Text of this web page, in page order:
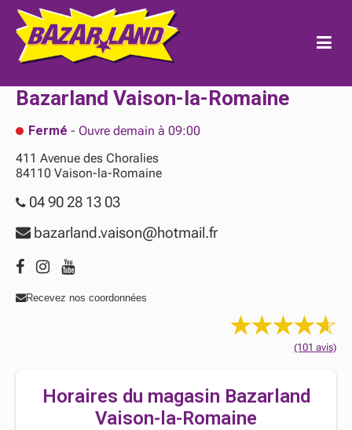
Bazarland Vaison-la-Romaine
Fermé - Ouvre demain à 09:00
411 Avenue des Choralies
84110 Vaison-la-Romaine
04 90 28 13 03
bazarland.vaison@hotmail.fr
Recevez nos coordonnées
(101 avis)
Horaires du magasin Bazarland
Vaison-la-Romaine